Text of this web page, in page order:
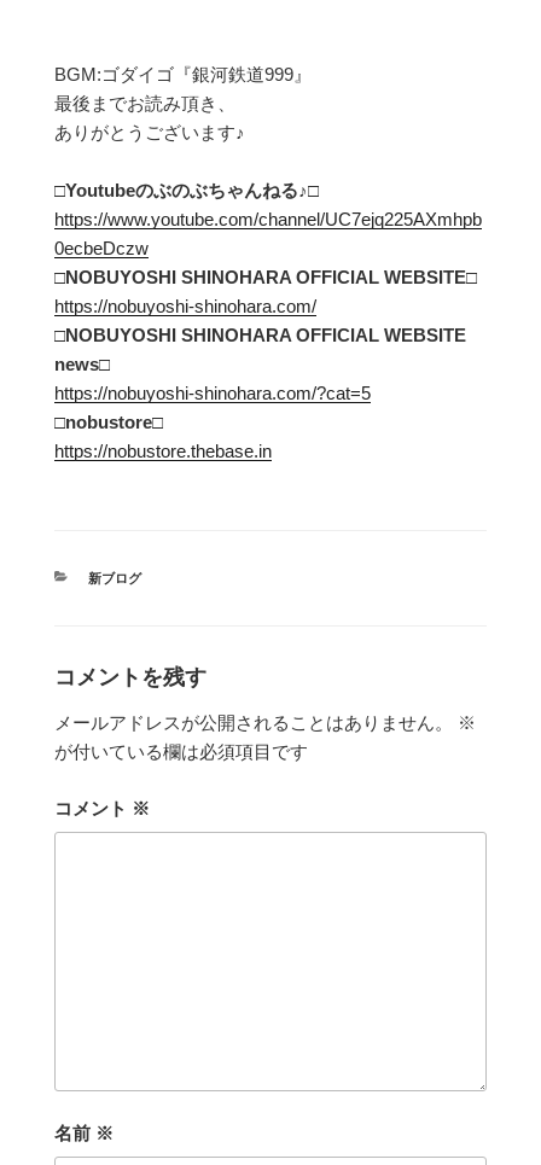
BGM:ゴダイゴ『銀河鉄道999』
最後までお読み頂き、
ありがとうございます♪
□Youtubeのぶのぶちゃんねる♪□
https://www.youtube.com/channel/UC7ejq225AXmhpb
0ecbeDczw
□NOBUYOSHI SHINOHARA OFFICIAL WEBSITE□
https://nobuyoshi-shinohara.com/
□NOBUYOSHI SHINOHARA OFFICIAL WEBSITE
news□
https://nobuyoshi-shinohara.com/?cat=5
□nobustore□
https://nobustore.thebase.in
カ
新ブログ
コメントを残す
メールアドレスが公開されることはありません。
※
が付いている欄は必須項目です
コメント ※
名前 ※